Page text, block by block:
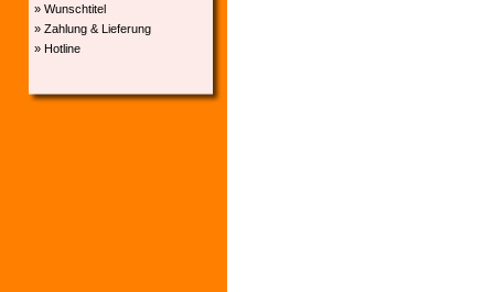
» Wunschtitel
» Zahlung & Lieferung
» Hotline